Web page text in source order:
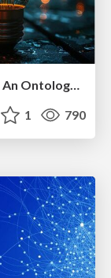
Organizational Design Perspectives: An Ontology of Organizational Design Elements
1 790